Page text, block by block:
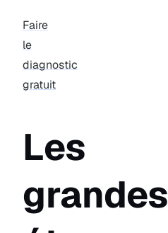
Faire
le
diagnostic
gratuit
Les
grandes